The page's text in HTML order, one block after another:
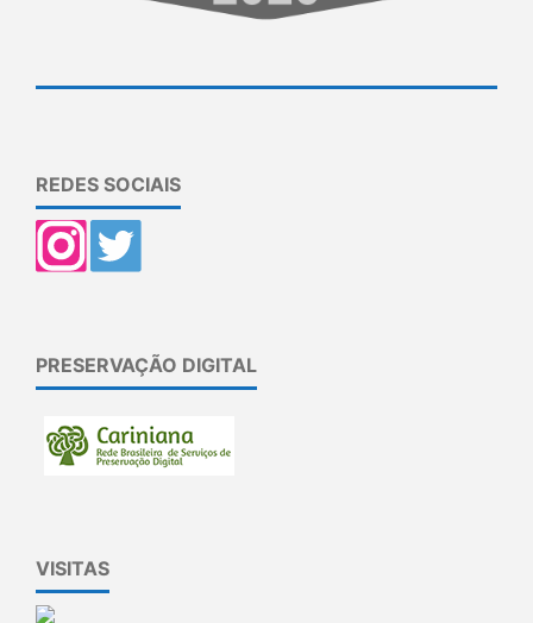
REDES SOCIAIS
PRESERVAÇÃO DIGITAL
VISITAS